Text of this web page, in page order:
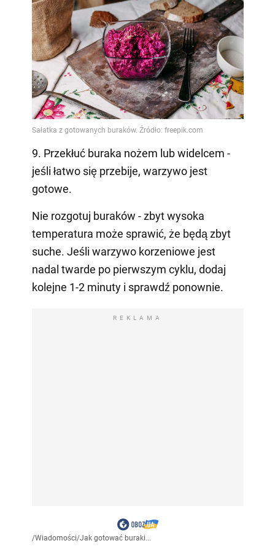
9. Przekłuć buraka nożem lub widelcem -
jeśli łatwo się przebije, warzywo jest
gotowe.
Nie rozgotuj buraków - zbyt wysoka
temperatura może sprawić, że będą zbyt
suche. Jeśli warzywo korzeniowe jest
nadal twarde po pierwszym cyklu, dodaj
kolejne 1-2 minuty i sprawdź ponownie.
REKLAMA
/Wiadomości/Jak gotować buraki...